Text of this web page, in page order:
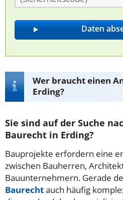
Wer braucht einen
Erding?
Sie sind auf der Suche
Baurecht in Erding?
Bauprojekte erfordern eine
zwischen Bauherren,
Bauunternehmern. Gerade
Baurechtauch häufig